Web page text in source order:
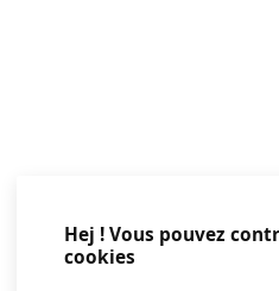
Hej ! Vous pouvez
cookies